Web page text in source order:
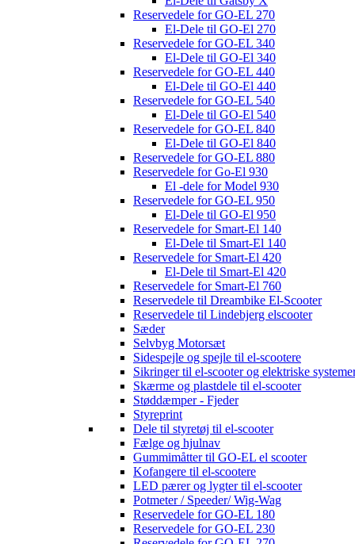
Reservedele for GO-EL 270
El-Dele til GO-El 270
Reservedele for GO-EL 340
El-Dele til GO-El 340
Reservedele for GO-EL 440
El-Dele til GO-El 440
Reservedele for GO-EL 540
El-Dele til GO-El 540
Reservedele for GO-EL 840
El-Dele til GO-El 840
Reservedele for GO-EL 880
Reservedele for Go-El 930
El -dele for Model 930
Reservedele for GO-EL 950
El-Dele til GO-El 950
Reservedele for Smart-El 140
El-Dele til Smart-El 140
Reservedele for Smart-El 420
El-Dele til Smart-El 420
Reservedele for Smart-El 760
Reservedele til Dreambike El-Scooter
Reservedele til Lindebjerg elscooter
Sæder
Selvbyg Motorsæt
Sidespejle og spejle til el-scootere
Sikringer til el-scooter og elektriske
Skærme og plastdele til el-scooter
Støddæmper - Fjeder
Styreprint
Dele til styretøj til el-scooter
Fælge og hjulnav
Gummimåtter til GO-EL el scooter
Kofangere til el-scootere
LED pærer og lygter til el-scooter
Potmeter / Speeder/ Wig-Wag
Reservedele for GO-EL 180
Reservedele for GO-EL 230